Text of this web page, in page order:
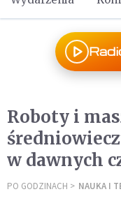
Roboty i
w dawnych
PO GODZINACH NAUKA I